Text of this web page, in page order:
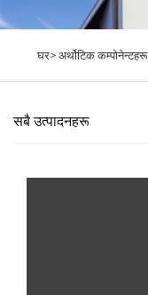
घर>अर्थोटिक कम्पोनेन्टहरू
सबै उत्पादनहरू